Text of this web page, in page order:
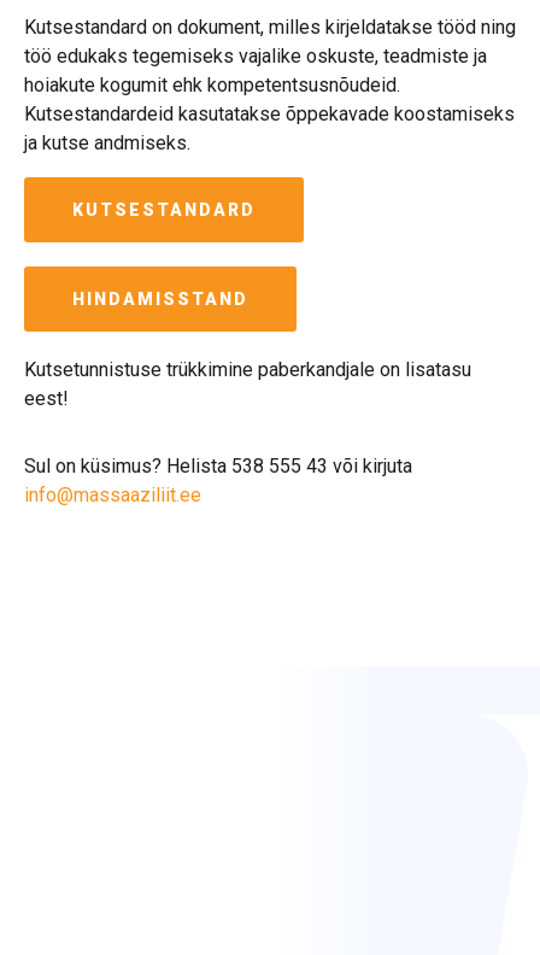
Kutsestandard on dokument, milles kirjeldatakse tööd ning
töö edukaks tegemiseks vajalike oskuste, teadmiste ja
hoiakute kogumit ehk kompetentsusnõudeid.
Kutsestandardeid kasutatakse õppekavade koostamiseks
ja kutse andmiseks.
KUTSESTANDARD
HINDAMISSTAND
Kutsetunnistuse trükkimine paberkandjale on lisatasu
eest!
Sul on küsimus? Helista 538 555 43 või kirjuta
info@massaaziliit.ee